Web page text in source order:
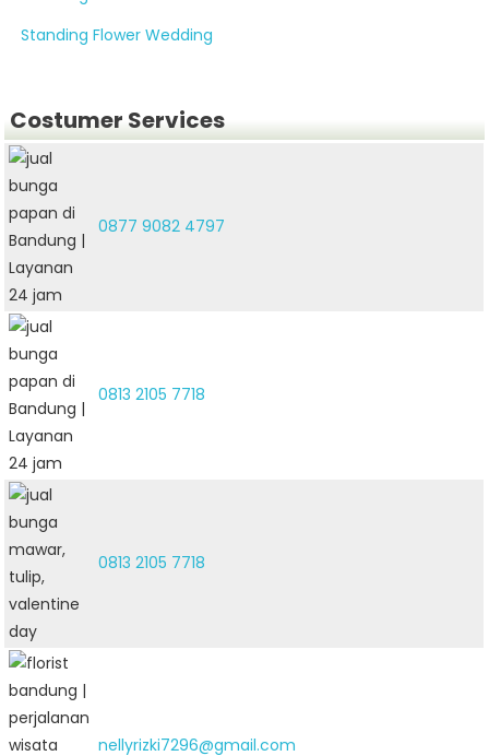
Standing Flower Wedding
Costumer Services
0877 9082 4797
0813 2105 7718
0813 2105 7718
nellyrizki7296@gmail.com